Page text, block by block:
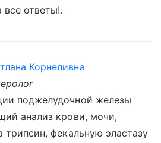
ответы!.
Корнеливна
поджелудочной железы
анализ крови, мочи,
трипсин, фекальную эластазу